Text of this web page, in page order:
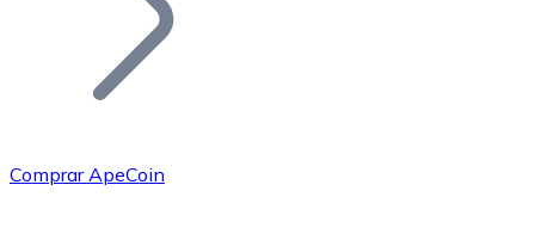
Comprar ApeCoin